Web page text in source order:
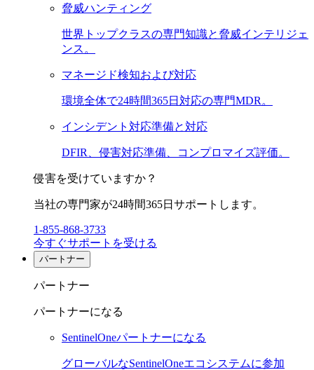
脅威ハンティング
世界トップクラスの専門知識と脅威インテリジェ
ンス。
マネージド検知および対応
環境全体で24時間365日対応の専門MDR。
インシデント対応準備と対応
DFIR、侵害対応準備、コンプロマイズ評価。
侵害を受けていますか？
当社の専門家が24時間365日サポートします。
1-855-868-3733
今すぐサポートを受ける
パートナー
パートナー
パートナーになる
SentinelOneパートナーになる
グローバルなSentinelOneエコシステムに参加